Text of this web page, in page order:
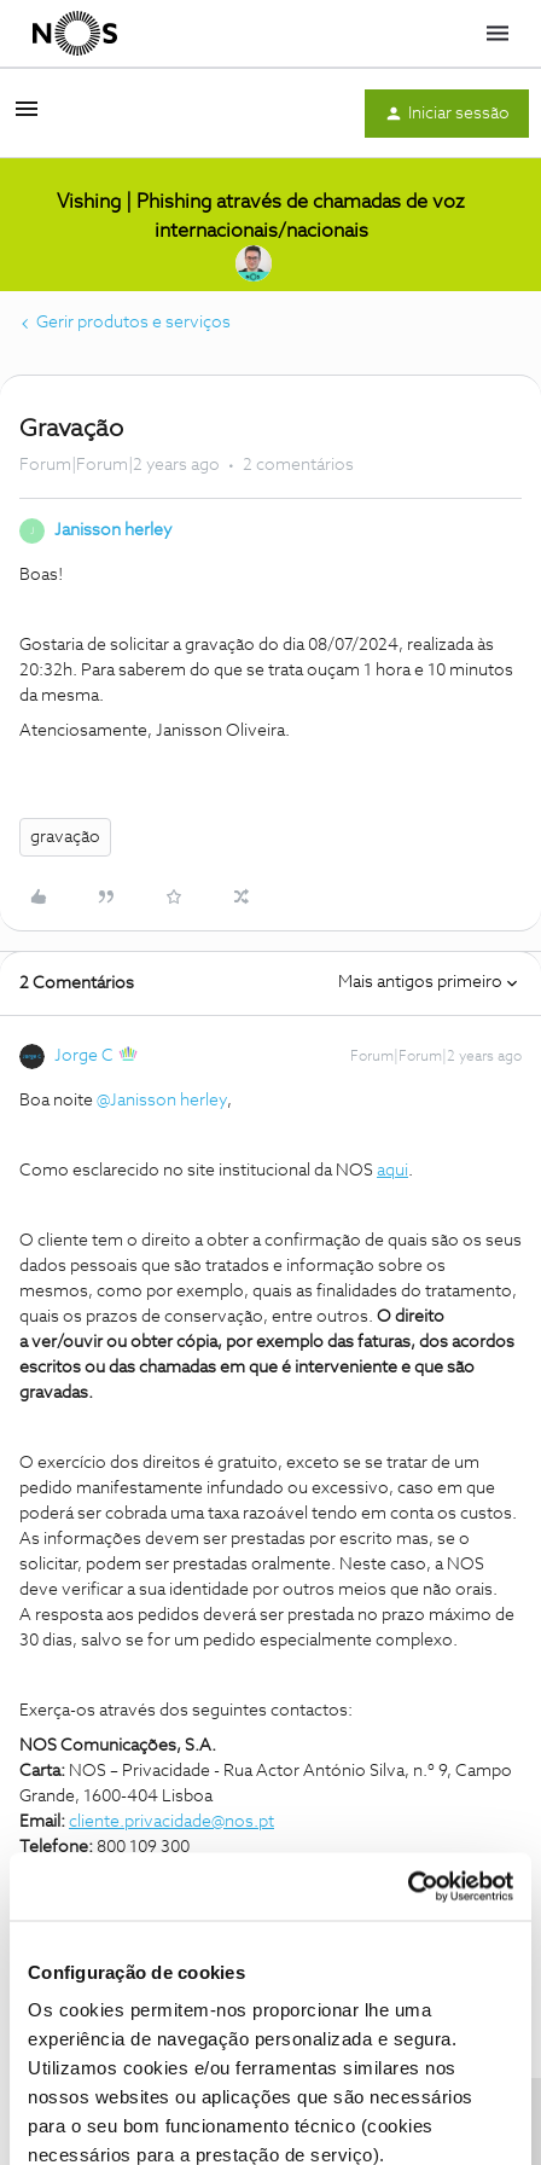
Configuração de cookies
Os cookies permitem-nos proporcionar lhe uma
experiência de navegação personalizada e segura.
Utilizamos cookies e/ou ferramentas similares nos
nossos websites ou aplicações que são necessários
para o seu bom funcionamento técnico (cookies
necessários para a prestação de serviço).
Menu
Iniciar sessão
Vishing | Phishing através de chamadas de voz
internacionais/nacionais
Gerir produtos e serviços
Gravação
Forum|Forum|2 years ago 2 comentários
Janisson herley
Boas!
Gostaria de solicitar a gravação do dia 08/07/2024, realizada às
20:32h. Para saberem do que se trata ouçam 1 hora e 10 minutos
da mesma.
Atenciosamente, Janisson Oliveira.
gravação
2 Comentários Mais antigos primeiro
Jorge C Forum|Forum|2 years ago
Boa noite @Janisson herley,
Como esclarecido no site institucional da NOS aqui.
O cliente tem o direito a obter a confirmação de quais são os seus
dados pessoais que são tratados e informação sobre os
mesmos, como por exemplo, quais as finalidades do tratamento,
quais os prazos de conservação, entre outros. O direito
a ver/ouvir ou obter cópia, por exemplo das faturas, dos acordos
escritos ou das chamadas em que é interveniente e que são
gravadas.
O exercício dos direitos é gratuito, exceto se se tratar de um
pedido manifestamente infundado ou excessivo, caso em que
poderá ser cobrada uma taxa razoável tendo em conta os custos.
As informações devem ser prestadas por escrito mas, se o
solicitar, podem ser prestadas oralmente. Neste caso, a NOS
deve verificar a sua identidade por outros meios que não orais.
A resposta aos pedidos deverá ser prestada no prazo máximo de
30 dias, salvo se for um pedido especialmente complexo.
Exerça-os através dos seguintes contactos:
NOS Comunicações, S.A.
Carta: NOS – Privacidade - Rua Actor António Silva, n.º 9, Campo
Grande, 1600-404 Lisboa
Email: cliente.privacidade@nos.pt
Telefone: 800 109 300
Ajude a comunidade do Fórum NOS com “Likes” e “Melhor
Resposta” nas soluções mais úteis. Siga o perfil para acompanhar
dicas, ajuda e novidades do Fórum NOS.